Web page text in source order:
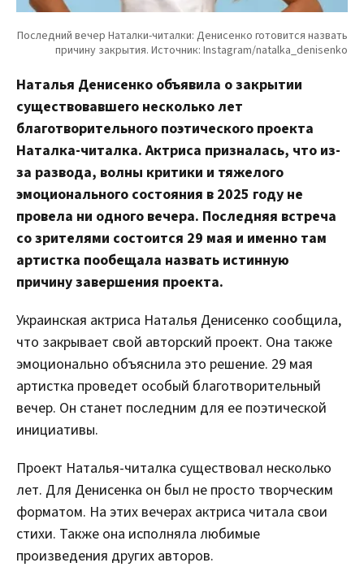
Наталья Денисенко объявила о закрытии
существовавшего несколько лет
благотворительного поэтического проекта
Наталка-читалка. Актриса призналась, что из-
за развода, волны критики и тяжелого
эмоционального состояния в 2025 году не
провела ни одного вечера. Последняя встреча
со зрителями состоится 29 мая и именно там
артистка пообещала назвать истинную
причину завершения проекта.
Украинская актриса Наталья Денисенко сообщила,
что закрывает свой авторский проект. Она также
эмоционально объяснила это решение. 29 мая
артистка проведет особый благотворительный
вечер. Он станет последним для ее поэтической
инициативы.
Проект Наталья-читалка существовал несколько
лет. Для Денисенка он был не просто творческим
форматом. На этих вечерах актриса читала свои
стихи. Также она исполняла любимые
произведения других авторов.